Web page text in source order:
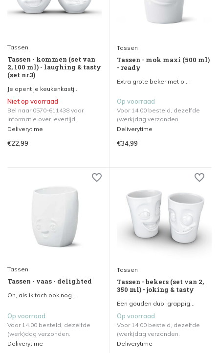
Tassen
Tassen - kommen (set van
2, 100 ml) - laughing & tasty
(set nr.3)
Je opent je keukenkastj...
Niet op voorraad
Bel naar 0570-611438 voor
informatie over levertijd.
Deliverytime
€22,99
Tassen
Tassen - mok maxi (500 ml)
- ready
Extra grote beker met o...
Op voorraad
Voor 14.00 besteld, dezelfde
(werk)dag verzonden.
Deliverytime
€34,99
Tassen
Tassen - vaas - delighted
Oh, als ik toch ook nog...
Op voorraad
Voor 14.00 besteld, dezelfde
(werk)dag verzonden.
Deliverytime
Tassen
Tassen - bekers (set van 2,
350 ml) - joking & tasty
Een gouden duo: grappig...
Op voorraad
Voor 14.00 besteld, dezelfde
(werk)dag verzonden.
Deliverytime